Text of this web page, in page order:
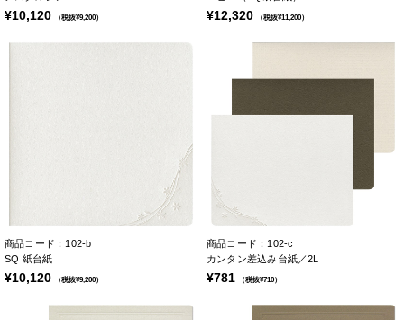
¥10,120 （税抜¥9,200） ¥12,320 （税抜¥11,200）
商品コード：102-b
SQ 紙台紙
¥10,120 （税抜¥9,200）
商品コード：102-c
カンタン差込み台紙／2L
¥781 （税抜¥710）